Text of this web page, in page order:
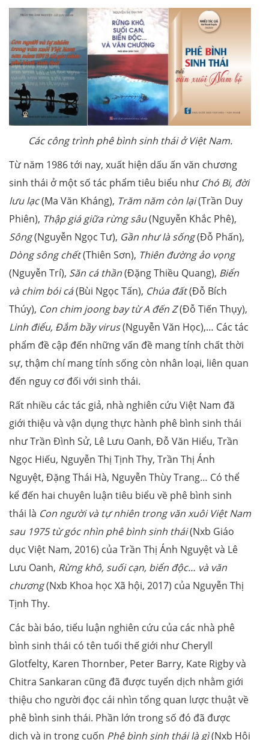
Các công trình phê bình sinh thái ở Việt Nam.
Từ năm 1986 tới nay, xuất hiện dấu ấn văn chương
sinh thái ở một số tác phẩm tiêu biểu như Chó Bi, đời
lưu lạc(Ma Văn Kháng), Trăm năm còn lại(Trần Duy
Phiên), Thập giá giữa rừng sâu(Nguyễn Khắc Phê),
Sông(Nguyễn Ngọc Tư), Gần như là sống(Đỗ Phấn),
Dòng sông chết(Thiên Sơn), Thiên đường ảo vọng
(Nguyễn Trí), Săn cá thần(Đặng Thiều Quang), Biển
và chim bói cá(Bùi Ngọc Tấn), Chúa đất(Đỗ Bích
Thúy), Con chim joong bay từ A đến Z(Đỗ Tiến Thụy),
Linh điểu, Đắm bầy virus(Nguyễn Văn Học),… Các tác
phẩm đề cập đến những vấn đề mang tính chất thời
sự, thậm chí mang tính sống còn nhân loại, liên quan
đến nguy cơ đối với sinh thái.
Rất nhiều các tác giả, nhà nghiên cứu Việt Nam đã
giới thiệu và vận dụng thực hành phê bình sinh thái
như Trần Đình Sử, Lê Lưu Oanh, Đỗ Văn Hiểu, Trần
Ngọc Hiếu, Nguyễn Thị Tịnh Thy, Trần Thị Ánh
Nguyệt, Đặng Thái Hà, Nguyễn Thùy Trang… Có thể
kể đến hai chuyên luận tiêu biểu về phê bình sinh
thái là Con người và tự nhiên trong văn xuôi Việt Nam
sau 1975 từ góc nhìn phê bình sinh thái(Nxb Giáo
dục Việt Nam, 2016) của Trần Thị Ánh Nguyệt và Lê
Lưu Oanh, Rừng khô, suối cạn, biển độc… và văn
chương(Nxb Khoa học Xã hội, 2017) của Nguyễn Thị
Tịnh Thy.
Các bài báo, tiểu luận nghiên cứu của các nhà phê
bình sinh thái có tên tuổi thế giới như Cheryll
Glotfelty, Karen Thornber, Peter Barry, Kate Rigby và
Chitra Sankaran cũng đã được tuyển dịch nhằm giới
thiệu cho người đọc cái nhìn tổng quan lược thuật về
phê bình sinh thái. Phần lớn trong số đó đã được
dịch và in trong cuốn Phê bình sinh thái là gì(Nxb Hội